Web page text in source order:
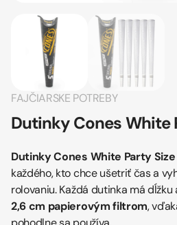
FAJČIARSKE POTREBY
Dutinky Cones White
Dutinky Cones White PartySize
každého, kto chce ušetriť čas a
rolovaniu. Každá dutinka má dĺžku
2,6 cm papierovým filtrom,